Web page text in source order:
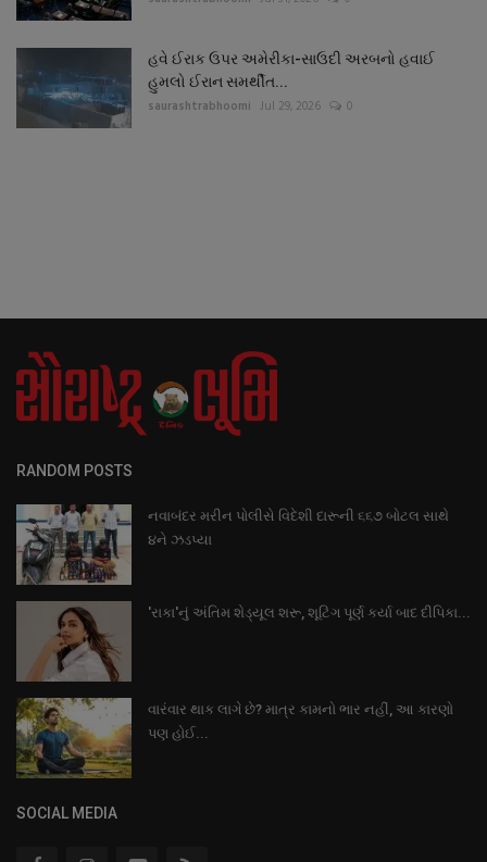
હવે ઈરાક ઉપર અમેરીકા-સાઉદી અરબનો હવાઈ
હુમલો ઈરાન સમર્થીત...
saurashtrabhoomi Jul 29, 2026 0
RANDOM POSTS
નવાબંદર મરીન પોલીસે વિદેશી દારૂની ૬૬૭ બોટલ સાથે
૪ને ઝડપ્યા
'રાકા'નું અંતિમ શેડ્યૂલ શરૂ, શૂટિંગ પૂર્ણ કર્યા બાદ દીપિકા...
વારંવાર થાક લાગે છે? માત્ર કામનો ભાર નહીં, આ કારણો
પણ હોઈ...
SOCIAL MEDIA